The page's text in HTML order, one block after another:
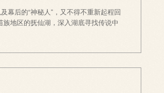
幕后的“神秘人”，又不得不重新起程回
地区的抚仙湖，深入湖底寻找传说中